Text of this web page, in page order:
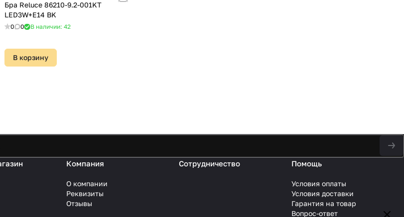
Бра Reluce 86210-9.2-001KT
LED3W+E14 BK
0 0 В наличии: 42
В корзину
Компания
О компании
Реквизиты
Отзывы
Сотрудничество Помощь
Условия оплаты
Условия доставки
Гарантия на товар
Вопрос-ответ